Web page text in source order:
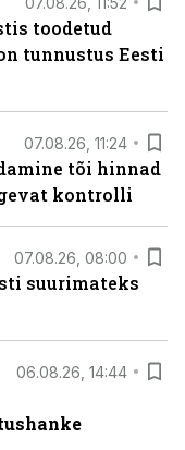
toodetud
tunnustus Eesti
07.08.26, 11:24
tõi hinnad
kontrolli
07.08.26, 08:00
suurimateks
06.08.26, 14:44